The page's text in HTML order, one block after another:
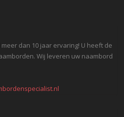
dan 10 jaar ervaring! U heeft de
Wij leveren uw naambord